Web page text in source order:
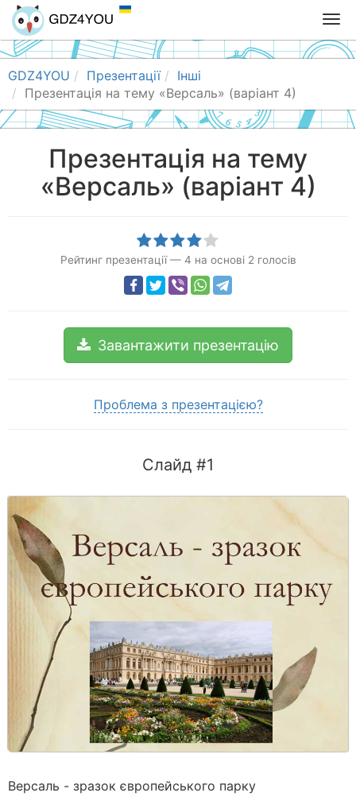
T
o
g
e
n
GDZ4YOU Презентації
Інші
Презентація на тему «Версаль» (варіант 4)
Презентація на тему
«Версаль» (варіант 4)
Рейтинг презентації — 4 на основі 2 голосів
Завантажити презентацію
Проблема з презентацією?
Слайд #1
Версаль - зразок європейського парку